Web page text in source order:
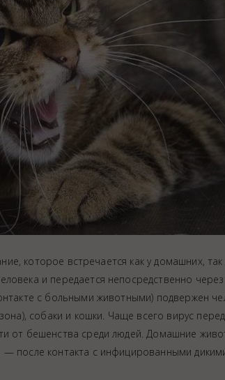
встречается как у домашних, так
и передается непосредственно
с больными животными) подвержен
собаки и кошки. Чаще всего вирус
от бешенства среди людей. Домашние
после контакта с инфицированными